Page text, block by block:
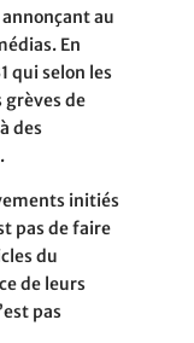
au
En
qui selon les
grèves de
des
initiés
pas de faire
du
de leurs
pas